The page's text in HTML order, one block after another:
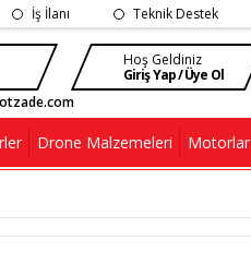
İş İlanı Teknik Destek
Hoş Geldiniz
Giriş Yap / Üye Ol
Drone Malzemeleri Motorlar